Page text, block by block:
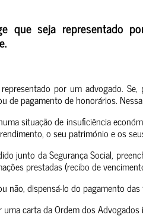
que seja representado
por um advogado.
pagamento de honorários.
situação de insuficiência
o seu património e os
junto da Segurança Social,
prestadas (recibo de
não, dispensá-lo do pagamento
carta da Ordem dos